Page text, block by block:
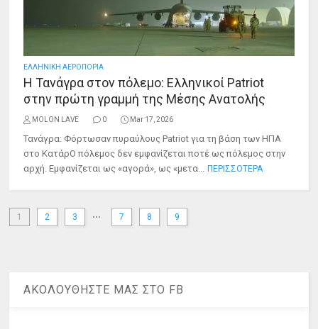
ΕΛΛΗΝΙΚΗ ΑΕΡΟΠΟΡΙΑ
Η Τανάγρα στον πόλεμο: Ελληνικοί Patriot
στην πρώτη γραμμή της Μέσης Ανατολής
MOLON LAVE 0 Mar 17, 2026
Τανάγρα: Φόρτωσαν πυραύλους Patriot για τη βάση των ΗΠΑ
στο ΚατάρΟ πόλεμος δεν εμφανίζεται ποτέ ως πόλεμος στην
αρχή. Εμφανίζεται ως «αγορά», ως «μετα... ΠΕΡΙΣΣΟΤΕΡΑ
1 2 3 ... 7 8 9
ΑΚΟΛΟΥΘΗΣΤΕ ΜΑΣ ΣΤΟ FB